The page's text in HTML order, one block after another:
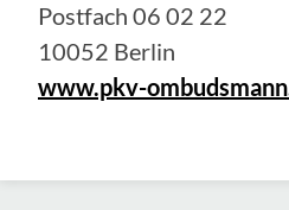
Postfach 06 02 22
10052 Berlin
www.pkv-